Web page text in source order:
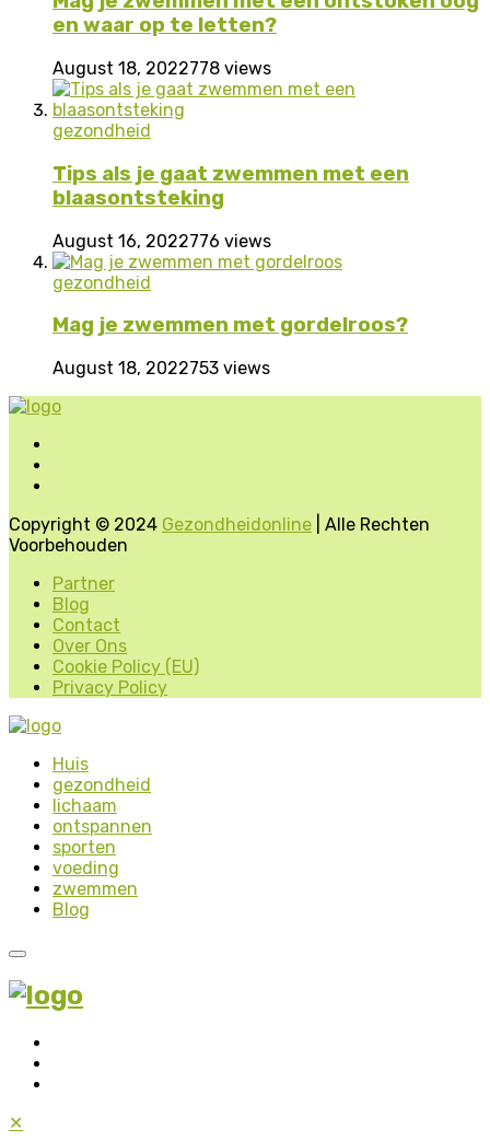
en waar op te letten?
August 18, 2022778 views
gezondheid
Tips als je gaat zwemmen met een
blaasontsteking
August 16, 2022776 views
gezondheid
Mag je zwemmen met gordelroos?
August 18, 2022753 views
Copyright © 2024 Gezondheidonline | Alle Rechten
Voorbehouden
Partner
Blog
Contact
Over Ons
Cookie Policy (EU)
Privacy Policy
Huis
gezondheid
lichaam
ontspannen
sporten
voeding
zwemmen
Blog
✕